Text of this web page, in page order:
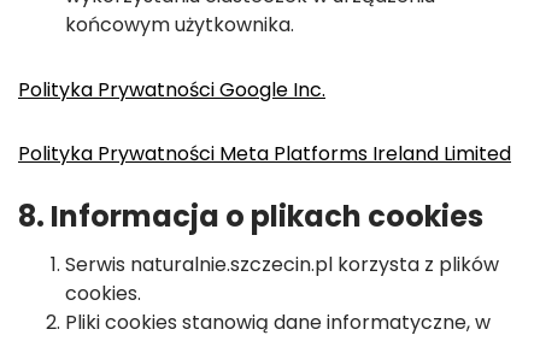
końcowym użytkownika.
Polityka Prywatności Google Inc.
Polityka Prywatności Meta Platforms Ireland Limited
8. Informacja o plikach cookies
Serwis naturalnie.szczecin.pl korzysta z plików
cookies.
Pliki cookies stanowią dane informatyczne, w